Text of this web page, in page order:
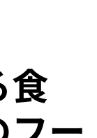
食